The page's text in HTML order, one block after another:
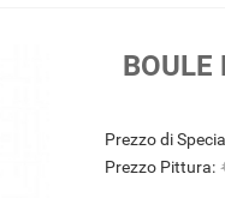
BOULE
Prezzo di
Prezzo Pittura: